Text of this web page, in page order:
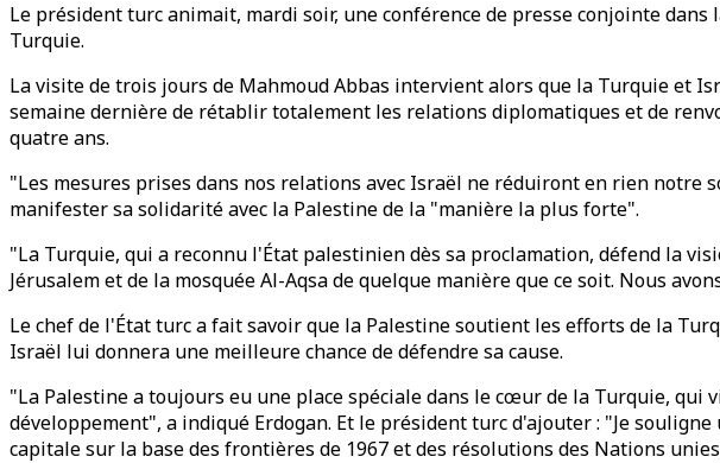
Le président turc animait, mardi soir, une conférence de presse conjointe
Turquie.
La visite de trois jours de Mahmoud Abbas intervient alors que la Turquie et
semaine dernière de rétablir totalement les relations diplomatiques et de
quatre ans.
"Les mesures prises dans nos relations avec Israël ne réduiront en rien notre
manifester sa solidarité avec la Palestine de la "manière la plus forte".
"La Turquie, qui a reconnu l'État palestinien dès sa proclamation, défend la
Jérusalem et de la mosquée Al-Aqsa de quelque manière que ce soit. Nous
Le chef de l'État turc a fait savoir que la Palestine soutient les efforts de la
Israël lui donnera une meilleure chance de défendre sa cause.
"La Palestine a toujours eu une place spéciale dans le cœur de la Turquie,
développement", a indiqué Erdogan. Et le président turc d'ajouter : "Je
capitale sur la base des frontières de 1967 et des résolutions des Nations